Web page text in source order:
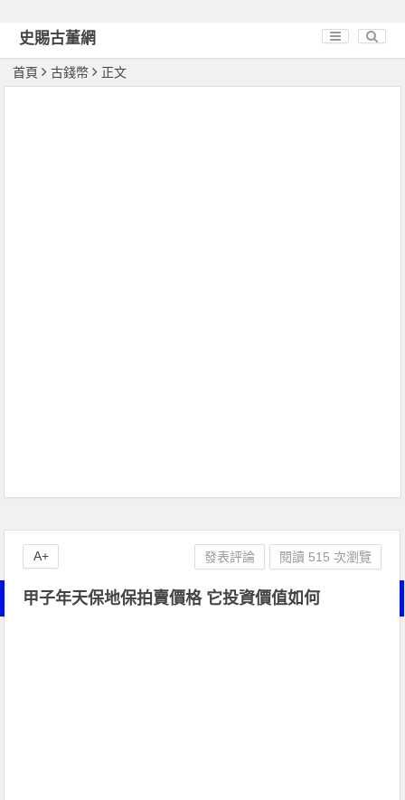
史賜古董網
首頁 古錢幣 正文
甲子年天保地保拍賣價格 它投資價值如何
發表評論 閱讀 515 次瀏覽
A+